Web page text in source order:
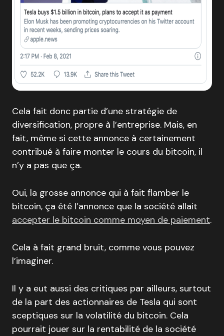
Cela fait donc partie d’une stratégie de
diversification, propre à l’entreprise. Mais, en
fait, même si cette annonce à certainement
contribué à faire monter le cours du bitcoin, il
n’y a pas que ça.
Oui, la grosse annonce qui à fait flamber le
bitcoin, ça été l’annonce que la société allait
accepter le bitcoin comme moyen de paiement.
Cela à fait grand bruit, comme vous pouvez
l’imaginer.
Il y a eut aussi des critiques par ailleurs, surtout
de la part des actionnaires de Tesla qui sont
sceptiques sur la volatilité du bitcoin. Cela
pourrait jouer sur la rentabilité de la société